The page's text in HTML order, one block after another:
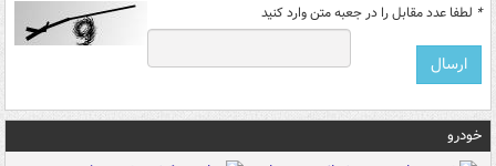
* لطفا عدد مقابل را در جعبه متن وارد کنید
خودرو